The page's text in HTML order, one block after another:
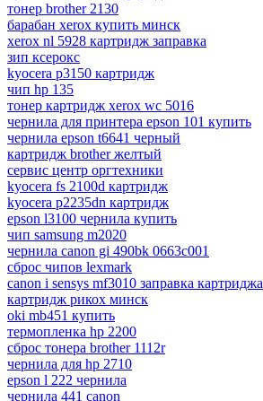
тонер brother 2130
барабан xerox купить минск
xerox nl 5928 картридж заправка
зип ксерокс
kyocera p3150 картридж
чип hp 135
тонер картридж xerox wc 5016
чернила для принтера epson 101 купить
чернила epson t6641 черный
картридж brother желтый
сервис центр оргтехники
kyocera fs 2100d картридж
kyocera p2235dn картридж
epson l3100 чернила купить
чип samsung m2020
чернила canon gi 490bk 0663c001
сброс чипов lexmark
canon i sensys mf3010 заправка картриджа
картридж рикох минск
oki mb451 купить
термопленка hp 2200
сброс тонера brother 1112r
чернила для hp 2710
epson l 222 чернила
чернила 441 canon